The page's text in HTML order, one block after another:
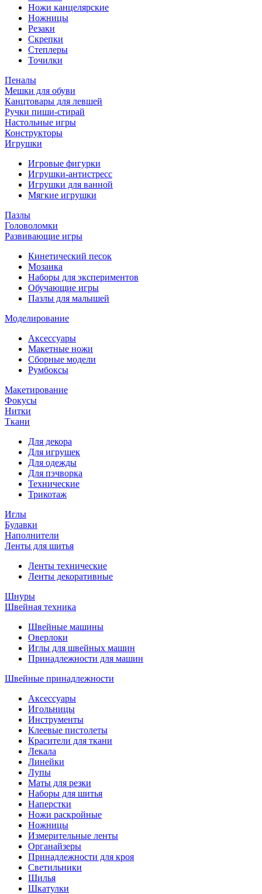
Ножи канцелярские
Ножницы
Резаки
Скрепки
Степлеры
Точилки
Пеналы
Мешки для обуви
Канцтовары для левшей
Ручки пиши-стирай
Настольные игры
Конструкторы
Игрушки
Игровые фигурки
Игрушки-антистресс
Игрушки для ванной
Мягкие игрушки
Пазлы
Головоломки
Развивающие игры
Кинетический песок
Мозаика
Наборы для экспериментов
Обучающие игры
Пазлы для малышей
Моделирование
Аксессуары
Макетные ножи
Сборные модели
Румбоксы
Макетирование
Фокусы
Нитки
Ткани
Для декора
Для игрушек
Для одежды
Для пэчворка
Технические
Трикотаж
Иглы
Булавки
Наполнители
Ленты для шитья
Ленты технические
Ленты декоративные
Шнуры
Швейная техника
Швейные машины
Оверлоки
Иглы для швейных машин
Принадлежности для машин
Швейные принадлежности
Аксессуары
Игольницы
Инструменты
Клеевые пистолеты
Красители для ткани
Лекала
Линейки
Лупы
Маты для резки
Наборы для шитья
Наперстки
Ножи раскройные
Ножницы
Измерительные ленты
Органайзеры
Принадлежности для кроя
Светильники
Шилья
Шкатулки